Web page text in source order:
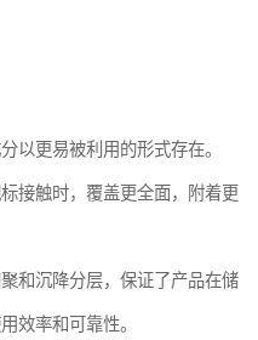
以更易被利用的形式存在。
接触时，覆盖更全面，附着更
和沉降分层，保证了产品在储
效率和可靠性。